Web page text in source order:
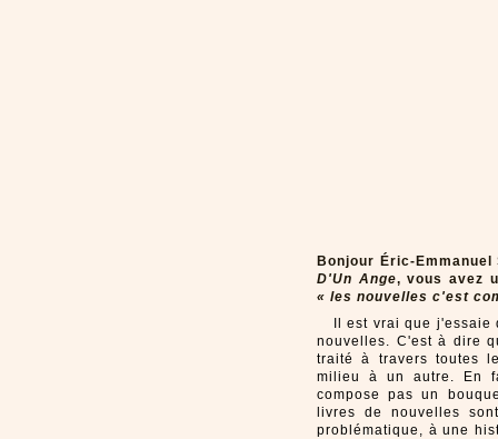
Bonjour Éric-
D'Un Ange, vous avez
« les nouvelles c'est
Il est vrai que
nouvelles. C'est à dire
traité à travers toutes
milieu à un autre. En
compose pas un
livres de nouvelles
problématique, à une